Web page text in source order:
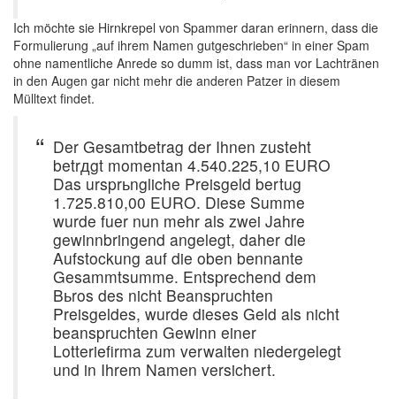
Ich möchte sie Hirnkrepel von Spammer daran erinnern, dass die
Formulierung „auf ihrem Namen gutgeschrieben“ in einer Spam
ohne namentliche Anrede so dumm ist, dass man vor Lachtränen
in den Augen gar nicht mehr die anderen Patzer in diesem
Mülltext findet.
Der Gesamtbetrag der Ihnen zusteht
betrдgt momentan 4.540.225,10 EURO
Das ursprьngliche Preisgeld bertug
1.725.810,00 EURO. Diese Summe
wurde fuer nun mehr als zwei Jahre
gewinnbringend angelegt, daher die
Aufstockung auf die oben bennante
Gesammtsumme. Entsprechend dem
Bьros des nicht Beanspruchten
Preisgeldes, wurde dieses Geld als nicht
beanspruchten Gewinn einer
Lotteriefirma zum verwalten niedergelegt
und in Ihrem Namen versichert.